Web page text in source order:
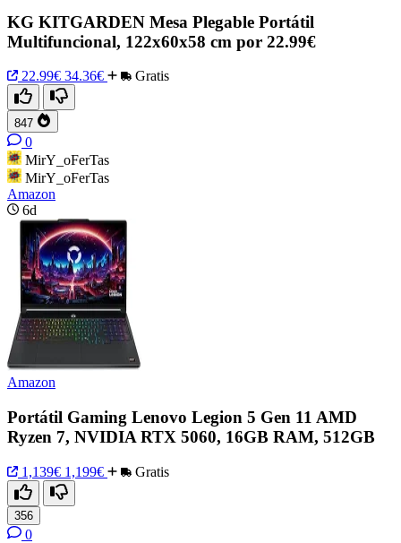
KG KITGARDEN Mesa Plegable Portátil
Multifuncional, 122x60x58 cm por 22.99€
22.99€ 34.36€ Gratis
847
0
MirY_oFerTas
MirY_oFerTas
Amazon
6d
Amazon
Portátil Gaming Lenovo Legion 5 Gen 11 AMD
Ryzen 7, NVIDIA RTX 5060, 16GB RAM, 512GB
1,139€ 1,199€ Gratis
356
0